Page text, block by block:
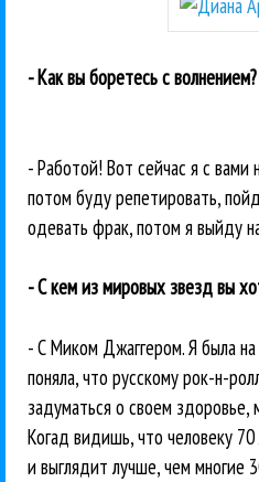
- Как вы боретесь с волнением?
- Работой! Вот сейчас я с вами
потом буду репетировать,
одевать фрак, потом я выйду
- С кем из мировых звезд вы
- С Миком Джаггером. Я была
поняла, что русскому рок-н-
задуматься о своем здоровье,
Когад видишь, что человеку
и выглядит лучше, чем многие